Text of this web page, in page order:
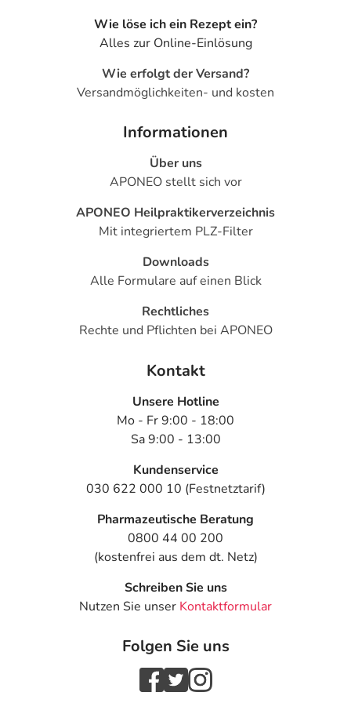
großzügig auf die rasierten Bereiche aufgetragen werden,
um die Haut zu beruhigen. Eine einmalige tägliche
mehrmals täglich erfolgen.
Wie oft sollte ich die KadeFemin Intimpflegecreme
bei Bedarf jedoch auch mehrmals täglich erfolgen. Bei
anhaltenden oder sich verschlimmernden Beschwerden
eine Ärztin aufzusuchen, um eine genaue Diagnose und
Behandlungsempfehlungen zu erhalten.
Ist die KadeFemin Intimpflegecreme für empfindliche
Haut geeignet?
Ja, die Formel der Intimpflegecreme ist sanft formuliert
eignet sich daher für die meisten Hautempfindlichkeiten
und Hautbedürfnisse.
Schwangerschaft verwendet werden?
Schwangerschaft und Stillzeit angewendet werden. Bei
Unsicherheiten empfehlen wir Ihnen, Ihren Gynäkologen
oder Ihre Gynäkologin zu konsultieren.
Was versteht man unter einer guten Intimhygiene?
Regelmäßiges Waschen mit mildem, pH-neutralen
Wie löse ich ein Rezept ein?
Alles zur Online-Einlösung
Wie erfolgt der Versand?
Versandmöglichkeiten- und kosten
Informationen
Über uns
APONEO stellt sich vor
APONEO Heilpraktikerverzeichnis
Mit integriertem PLZ-Filter
Downloads
Alle Formulare auf einen Blick
Rechtliches
Rechte und Pflichten bei APONEO
Kontakt
Unsere Hotline
Mo - Fr 9:00 - 18:00
Sa 9:00 - 13:00
Kundenservice
030 622 000 10 (Festnetztarif)
Pharmazeutische Beratung
0800 44 00 200
(kostenfrei aus dem dt. Netz)
Schreiben Sie uns
Nutzen Sie unser Kontaktformular
Folgen Sie uns